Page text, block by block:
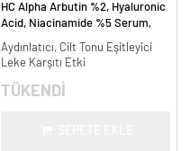
HC Alpha Arbutin %2, Hyaluronic
Acid, Niacinamide %5 Serum,
ml.
Aydınlatıcı, Cilt Tonu Eşitleyici
Leke Karşıtı Etki
TÜKENDİ